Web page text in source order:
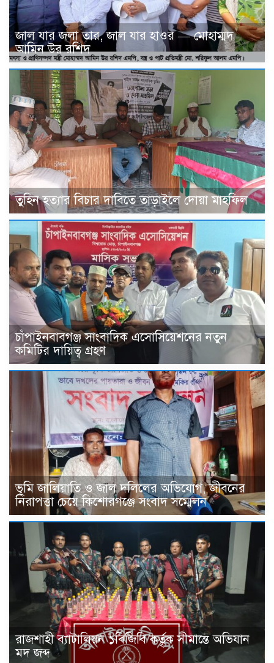
জাল যার জলা তার, জাল যার হাওর — মোহাম্মদ
আমিন উর রশিদ
তুহিন হত্যার বিচার দাবিতে তাড়াইলে দোয়া মাহফিল
চাঁপাইনবাবগঞ্জ সাংবাদিক এসোসিয়েশনের নতুন
কমিটির দায়িত্ব গ্রহণ
ভূমি জালিয়াতি ও জাল দলিলের অভিযোগ, জীবনের
নিরাপত্তা চেয়ে কিশোরগঞ্জে সংবাদ সম্মেলন
রাজশাহী ব্যাটালিয়ন ১বিজিবি কর্তৃক সীমান্তে অভিযান
মদ জব্দ